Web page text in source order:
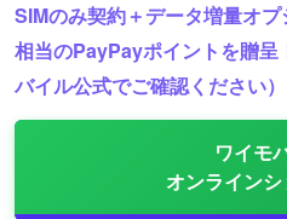
SIMのみ契約＋データ増量オ
相当のPayPayポイントを贈
バイル公式でご確認ください）
ワイモ
オンラインシ